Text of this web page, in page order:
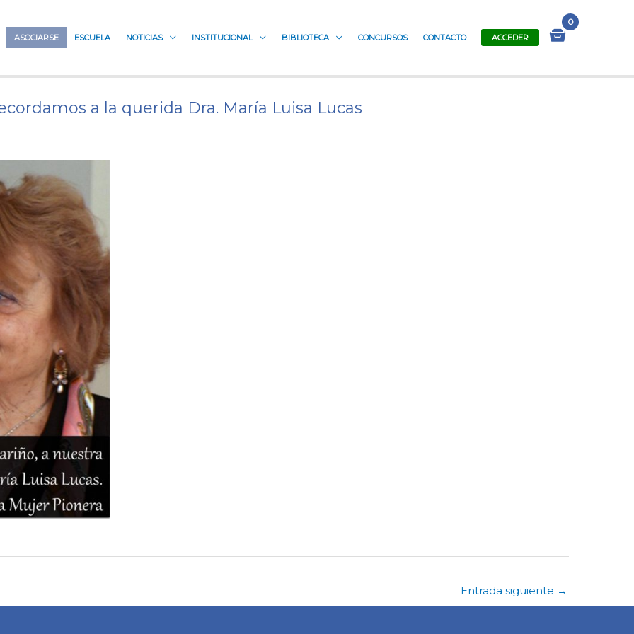
ASOCIARSE ESCUELA NOTICIAS INSTITUCIONAL BIBLIOTECA CONCURSOS CONTACTO ACCEDER
a la querida Dra. María Luisa Lucas
Entrada siguiente →